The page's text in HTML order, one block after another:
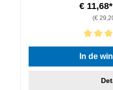
€ 11,68*
(€
Gemiddelde waardering
In de